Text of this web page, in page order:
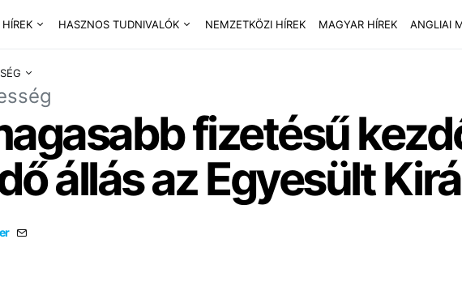
HASZNOS TUDNIVALÓK NEMZETKÖZI HÍREK MAGYAR HÍREK ANGLIAI
fizetésű
állás az Egyesült